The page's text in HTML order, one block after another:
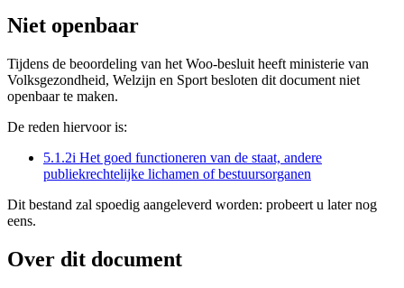
Niet openbaar
Tijdens de beoordeling van het Woo-besluit heeft ministerie van
Volksgezondheid, Welzijn en Sport besloten dit document niet
openbaar te maken.
De reden hiervoor is:
5.1.2i Het goed functioneren van de staat, andere
publiekrechtelijke lichamen of bestuursorganen
Dit bestand zal spoedig aangeleverd worden: probeert u later nog
eens.
Over dit document